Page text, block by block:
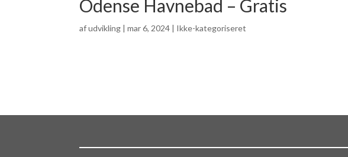
Odense Havnebad – Gratis
afudvikling |mar 6, 2024 | Ikke-kategoriseret